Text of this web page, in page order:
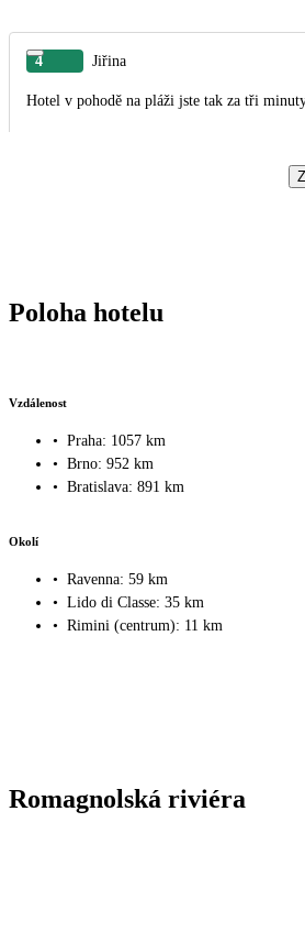
4 Jiřina
Hotel v pohodě na pláži jste tak za tři
Poloha hotelu
Vzdálenost
• Praha: 1057 km
• Brno: 952 km
• Bratislava: 891 km
Okolí
• Ravenna: 59 km
• Lido di Classe: 35 km
• Rimini (centrum): 11 km
Romagnolská riviéra